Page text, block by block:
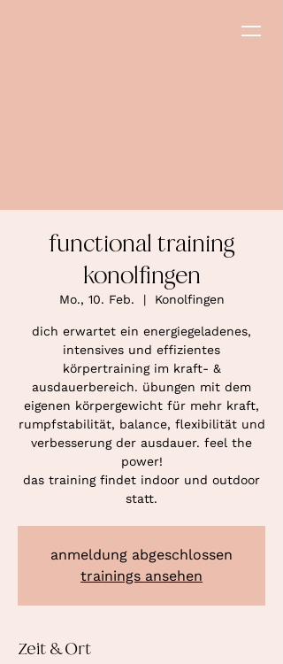
functional training
konolfingen
Mo., 10. Feb.
  |
Konolfingen
dich erwartet ein energiegeladenes,
intensives und effizientes
körpertraining im kraft- &
ausdauerbereich. übungen mit dem
eigenen körpergewicht für mehr kraft,
rumpfstabilität, balance, flexibilität und
verbesserung der ausdauer. feel the
power!
das training findet indoor und outdoor
statt.
anmeldung abgeschlossen
trainings ansehen
Zeit & Ort